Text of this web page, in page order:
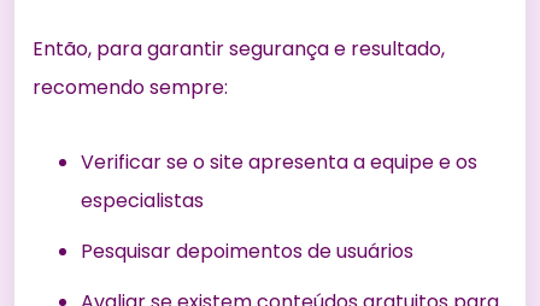
Então, para garantir segurança e resultado,
recomendo sempre:
Verificar se o site apresenta a equipe e os
especialistas
Pesquisar depoimentos de usuários